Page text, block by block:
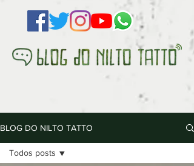
BLOG DO NILTO TATTO
Todos posts